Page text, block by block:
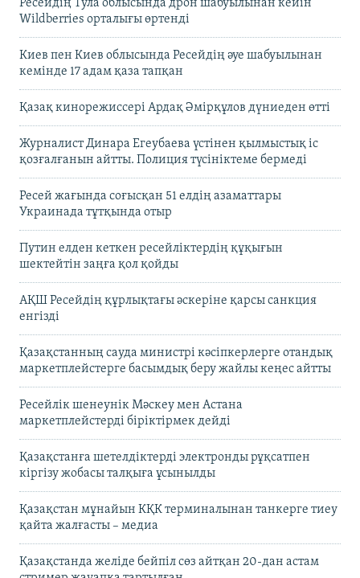
Ресейдің Тула облысында дрон шабуылынан кейін
Wildberries орталығы өртенді
Киев пен Киев облысында Ресейдің әуе шабуылынан
кемінде 17 адам қаза тапқан
Қазақ кинорежиссері Ардақ Әмірқұлов дүниеден өтті
Журналист Динара Егеубаева үстінен қылмыстық іс
қозғалғанын айтты. Полиция түсініктеме бермеді
Ресей жағында соғысқан 51 елдің азаматтары
Украинада тұтқында отыр
Путин елден кеткен ресейліктердің құқығын
шектейтін заңға қол қойды
АҚШ Ресейдің құрлықтағы әскеріне қарсы санкция
енгізді
Қазақстанның сауда министрі кәсіпкерлерге отандық
маркетплейстерге басымдық беру жайлы кеңес айтты
Ресейлік шенеунік Мәскеу мен Астана
маркетплейстерді біріктірмек дейді
Қазақстанға шетелдіктерді электронды рұқсатпен
кіргізу жобасы талқыға ұсынылды
Қазақстан мұнайын КҚК терминалынан танкерге тиеу
қайта жалғасты – медиа
Қазақстанда желіде бейпіл сөз айтқан 20-дан астам